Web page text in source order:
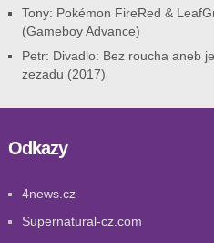
Tony: Pokémon FireRed &
(Gameboy Advance)
Petr: Divadlo: Bez roucha aneb
zezadu (2017)
Odkazy
4news.cz
Supernatural-cz.com